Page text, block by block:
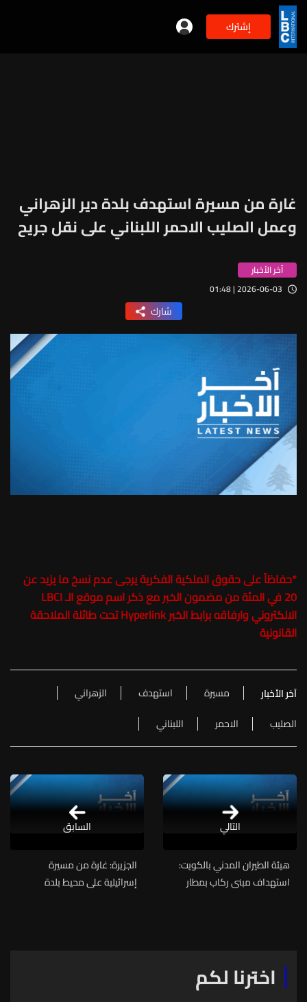
إشترك
غارة من مسيرة استهدف بلدة دير الزهراني
وعمل الصليب الاحمر اللبناني على نقل جريح
آخر الأخبار
2026-06-03 | 01:48
شارك
*حفاظاً على حقوق الملكية الفكرية يرجى عدم نسخ ما يزيد عن
20 في المئة من مضمون الخبر مع ذكر اسم موقع الـ LBCI
الالكتروني وارفاقه برابط الخبر Hyperlink تحت طائلة الملاحقة
القانونية
آخر الأخبار مسيرة استهدف
الزهراني
الصليب
الاحمر اللبناني
التالي
هيئة الطيران المدني بالكويت:
استهداف مبنى ركاب بمطار
الجزيرة: غارة من مسيرة
إسرائيلية على محيط بلدة
السابق
اخترنا لكم